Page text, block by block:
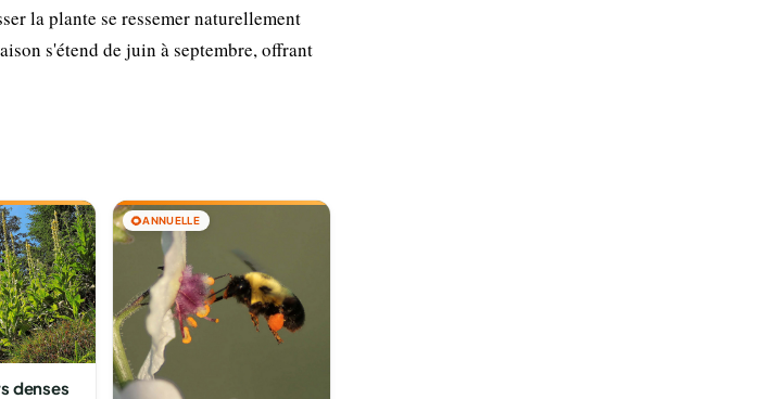
la plante se ressemer naturellement
s'étend de juin à septembre, offrant
denses
🌻ANNUELLE